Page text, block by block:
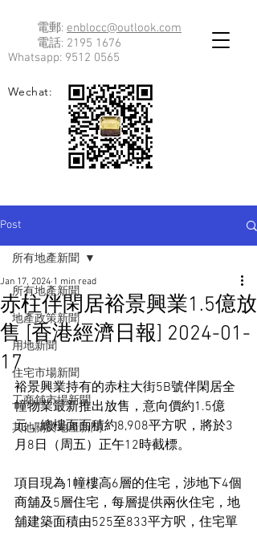
電郵: enblocc@outlook.com
電話: 2195 1676
Whatsapp: 9512 0565
Wechat:
Post
所有地產新聞
地產政策新聞
用地新聞
住宅市場新聞
工商舖市場新聞
其他關於地產新聞
所有地產新聞
赤柱伴閑居裕景興業1.5億放
售 [香港經濟日報] 2024-01-
17
Jan 17, 2024 1 min read
裕景興業持有的赤柱大街5B號伴閑居全
幢物業最新推出放售，意向價約1.5億
元，總樓面面積約8,908平方呎，將於3
月8日（周五）正午12時截標。
項目現為1幢樓高6層的住宅，涉地下4個
商舖及5層住宅，每層提供兩伙住宅，地
舖建築面積由525至833平方呎，住宅單